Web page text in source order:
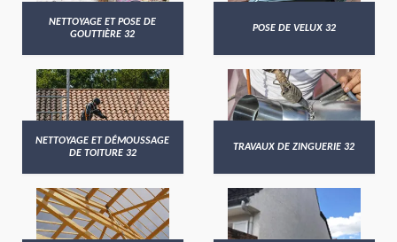
NETTOYAGE ET POSE DE
GOUTTIÈRE 32
POSE DE VELUX 32
NETTOYAGE ET DÉMOUSSAGE
DE TOITURE 32
TRAVAUX DE ZINGUERIE 32